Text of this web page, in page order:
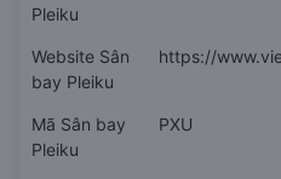
Pleiku
Website Sân
bay Pleiku
https://
Mã Sân bay
Pleiku
PXU